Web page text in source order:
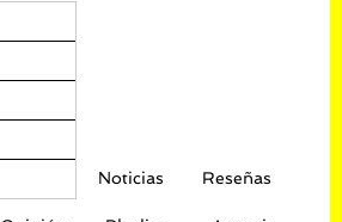
Noticias Reseñas